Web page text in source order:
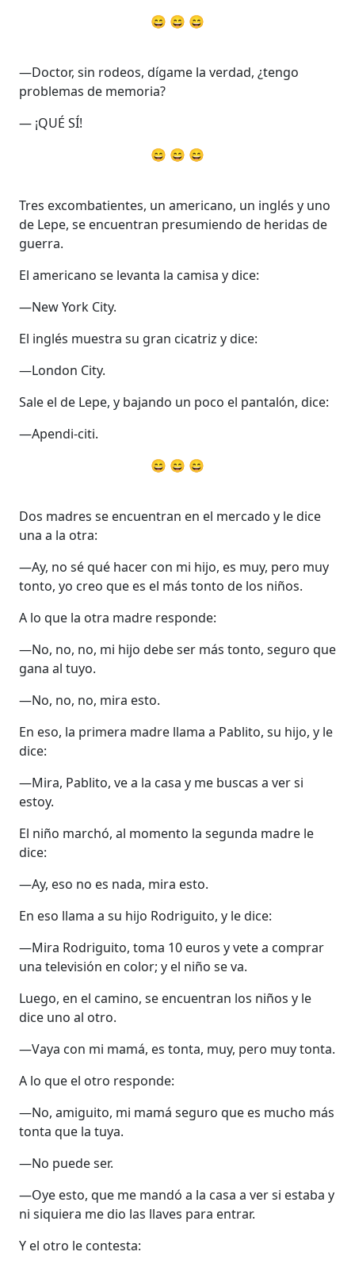
😄 😄 😄
—Doctor, sin rodeos, dígame la verdad, ¿tengo
problemas de memoria?
— ¡QUÉ SÍ!
😄 😄 😄
Tres excombatientes, un americano, un inglés y uno
de Lepe, se encuentran presumiendo de heridas de
guerra.
El americano se levanta la camisa y dice:
—New York City.
El inglés muestra su gran cicatriz y dice:
—London City.
Sale el de Lepe, y bajando un poco el pantalón, dice:
—Apendi-citi.
😄 😄 😄
Dos madres se encuentran en el mercado y le dice
una a la otra:
—Ay, no sé qué hacer con mi hijo, es muy, pero muy
tonto, yo creo que es el más tonto de los niños.
A lo que la otra madre responde:
—No, no, no, mi hijo debe ser más tonto, seguro que
gana al tuyo.
—No, no, no, mira esto.
En eso, la primera madre llama a Pablito, su hijo, y le
dice:
—Mira, Pablito, ve a la casa y me buscas a ver si
estoy.
El niño marchó, al momento la segunda madre le
dice:
—Ay, eso no es nada, mira esto.
En eso llama a su hijo Rodriguito, y le dice:
—Mira Rodriguito, toma 10 euros y vete a comprar
una televisión en color; y el niño se va.
Luego, en el camino, se encuentran los niños y le
dice uno al otro.
—Vaya con mi mamá, es tonta, muy, pero muy tonta.
A lo que el otro responde:
—No, amiguito, mi mamá seguro que es mucho más
tonta que la tuya.
—No puede ser.
—Oye esto, que me mandó a la casa a ver si estaba y
ni siquiera me dio las llaves para entrar.
Y el otro le contesta: